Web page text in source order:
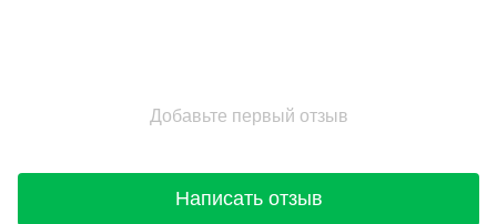
Добавьте первый отзыв
Написать отзыв